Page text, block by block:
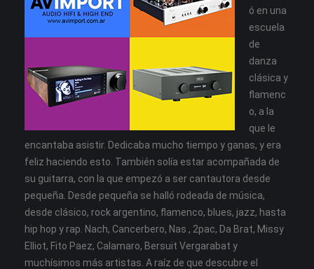
ó en una
escuela
de
danza
clásica y
flamenc
o, a la
que le
encantaba asistir. Dedicaba mucho tiempo y ganas, y era
feliz haciendo esto. También solía estar acompañada de
su guitarra, con la que empezó a ser cantautora desde
pequeña. Desde pequeña se halló rodeada de música,
desde clásico, rock argentino, flamenco, blues, jazz, hasta
hip hop y rap. Nach, Cancerbero, Nas , 2pac, Da Brat, Missy
Elliot, Fito Paez, Calamaro, Bersuit Vergarabat y
muchísimos más artistas. A raíz de que descubre el